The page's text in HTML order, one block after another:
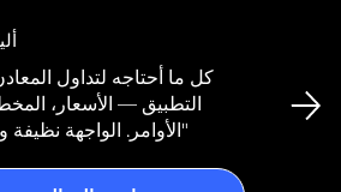
التطبيق — الأسعار،
الأوامر. الواجهة نظيفة وسريعة للغاية"